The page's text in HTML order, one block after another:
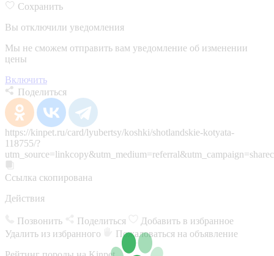
Сохранить
Вы отключили уведомления
Мы не сможем отправить вам уведомление об изменении
цены
Включить
Поделиться
https://kinpet.ru/card/lyubertsy/koshki/shotlandskie-kotyata-
118755/?
Ссылка скопирована
Действия
Позвонить Поделиться
Добавить в избранное
Удалить из избранного
Пожаловаться на объявление